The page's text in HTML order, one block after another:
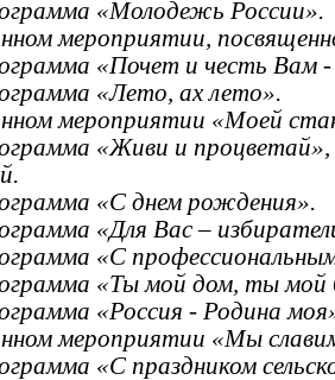
«Молодежь России».
мероприятии,
«Почет и честь Вам -
«Лето, ах лето».
мероприятии «Моей
«Живи и
«С днем рождения».
«Для Вас –
«С
«Ты мой дом, ты мой
«Россия - Родина
мероприятии «Мы
«С праздником